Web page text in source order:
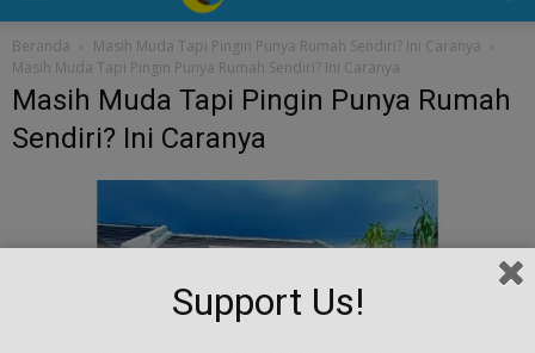
Beranda
Masih Muda Tapi Pingin Punya Rumah Sendiri? Ini Caranya
Masih Muda Tapi Pingin Punya Rumah Sendiri? Ini Caranya
Masih Muda Tapi Pingin Punya Rumah
Sendiri? Ini Caranya
Support Us!